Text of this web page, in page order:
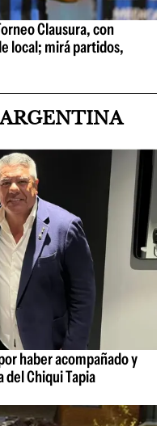
Clausura, con
local; mirá partidos,
haber acompañado y
Chiqui Tapia